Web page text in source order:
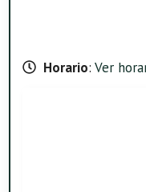
Horario: Ver